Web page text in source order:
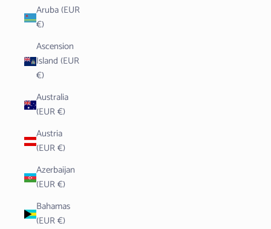
Aruba (EUR
€)
Ascension
Island (EUR
€)
Australia
(EUR €)
Austria
(EUR €)
Azerbaijan
(EUR €)
Bahamas
(EUR €)